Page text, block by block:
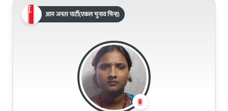
आम जनता पार्टी(एकल चुनाव चिन्ह)